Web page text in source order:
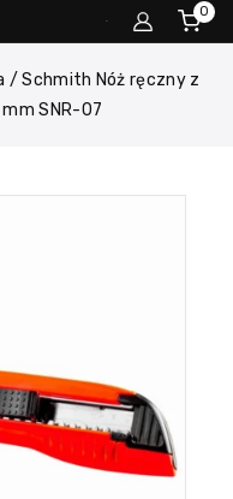
0
/ Schmith Nóż ręczny z
SNR-07